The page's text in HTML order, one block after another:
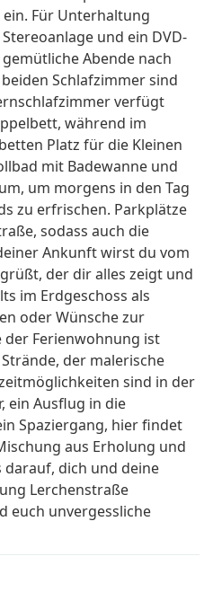
Für Unterhaltung
Stereoanlage und ein DVD-
Abende nach
Schlafzimmer sind
verfügt
während im
Platz für die Kleinen
mit Badewanne und
um morgens in den Tag
zu erfrischen. Parkplätze
sodass auch die
Ankunft wirst du vom
der dir alles zeigt und
im Erdgeschoss als
oder Wünsche zur
der Ferienwohnung ist
der malerische
sind in der
ein Ausflug in die
Spaziergang, hier findet
aus Erholung und
darauf, dich und deine
Lerchenstraße
euch unvergessliche